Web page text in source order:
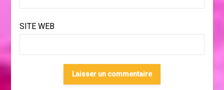
SITE WEB